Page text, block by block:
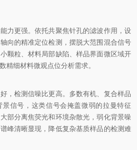
更强。依托共聚焦针孔的滤波作用，设
向的精准定位检测，摆脱大范围混合信号
颗粒、材料局部缺陷、样品界面微区域开
精细材料微观点位分析需求。
检测信噪比更高。多数有机、复合样品
信号，这类信号会掩盖微弱的拉曼特征
部分离焦荧光和环境杂散光，弱化背景噪
峰清晰显现，降低复杂基质样品的检测难